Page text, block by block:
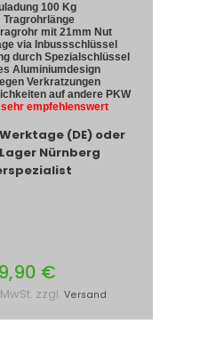
100 Kg
Tragrohrlänge
mit 21mm Nut
via Inbussschlüssel
durch Spezialschlüssel
Aluminiumdesign
Verkratzungen
auf andere PKW
sehr empfehlenswert
(DE) oder
Nürnberg
€
zzgl. Versand